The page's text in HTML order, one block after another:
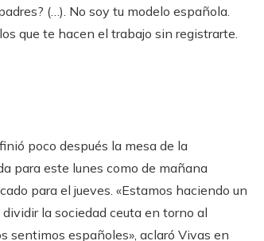
(…). No soy tu modelo española.
que te hacen el trabajo sin registrarte.
poco después la mesa de la
para este lunes como de mañana
para el jueves. «Estamos haciendo un
la sociedad ceuta en torno al
sentimos españoles», aclaró Vivas en